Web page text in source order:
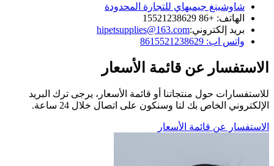
شاوشينغ جيميهاي للتجارة المحدودة
الهاتف: +86 15521238629
بريد إلكتروني:hipetsupplies@163.com
واتس اب: 8615521238629
الاستفسار عن قائمة الأسعار
للاستفسارات حول منتجاتنا أو قائمة الأسعار، يرجى ترك البريد
الإلكتروني الخاص بك لنا وسنكون على اتصال خلال 24 ساعة.
الاستفسار عن قائمة الأسعار